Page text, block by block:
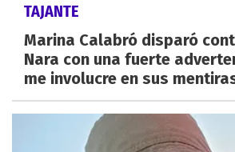
TAJANTE
Marina Calabró disparó
Nara con una fuerte
me involucre en sus